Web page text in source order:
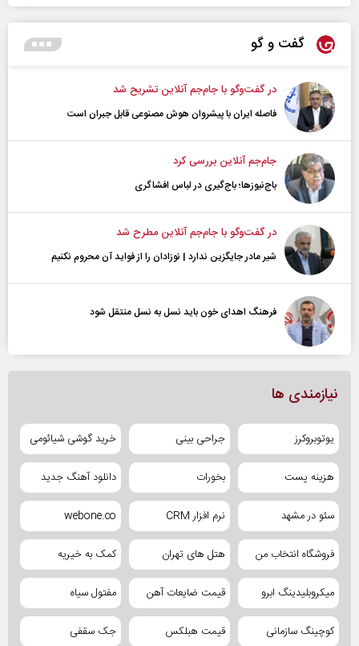
گفت و گو
در گفت‌و‌گو با جام‌جم آنلاین تشریح شد
فاصله ایران با پیشرو‌ان هوش مصنوعی قابل جبران است
جام‌جم آنلاین بررسی کرد
باج‌نیوزها؛ باج‌گیری در لباس افشاگری
در گفت‌و‌گو با جام‌جم آنلاین مطرح شد
شیر مادر جایگزین ندارد | نوزادان را از فواید آن محروم نکنیم
فرهنگ اهدای خون باید نسل به نسل منتقل شود
نیازمندی ها
یوتوبروکرز جراحی بینی خرید گوشی شیائومی
هزینه پست بخورات دانلود آهنگ جدید
سئو در مشهد نرم افزار CRM webone.co
فروشگاه انتخاب من هتل های تهران کمک به خیریه
میکروبلیدینگ ابرو قیمت ضایعات آهن مفتول سیاه
کوچینگ سازمانی قیمت هبلکس جک سقفی